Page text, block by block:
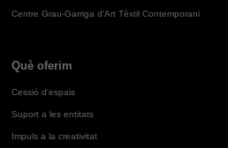
Centre Grau-Garriga d'Art Tèxtil Contemporani
Què oferim
Cessió d'espais
Suport a les entitats
Impuls a la creativitat